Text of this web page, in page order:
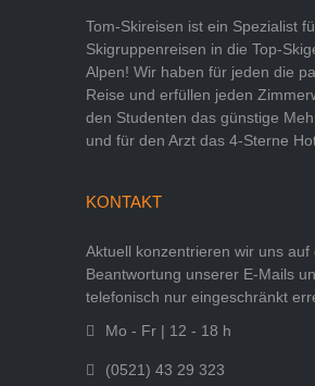
Tom-Skireisen ist ein Spezialist
Skigruppenreisen in die Top-
Alpen! Wir haben für jeden die
Reise und erfüllen jeden
den Studenten das günstige
und für den Arzt das 4-Sterne
KONTAKT
Aktuell konzentrieren wir uns auf
Beantwortung unserer E-Mails
telefonisch nur eingeschränkt
Mo - Fr | 12 - 18 h
(0521) 43 29 323